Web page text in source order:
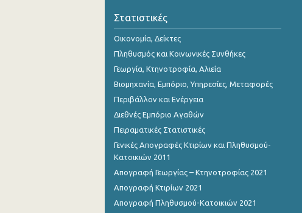
Οκτωβρίου 2023
Σεπτεμβρίου 2023
Ιουλίου 2023
Ιουνίου 2023
Μαΐου 2023
Απριλίου 2023
Μαρτίου 2023
Φεβρουαρίου 2023
Ιανουαρίου 2023
Στατιστικές
Οικονομία, Δείκτες
Πληθυσμός και Κοινωνικές Συνθήκες
Γεωργία, Κτηνοτροφία, Αλιεία
Βιομηχανία, Εμπόριο, Υπηρεσίες, Μεταφορές
Περιβάλλον και Ενέργεια
Διεθνές Εμπόριο Αγαθών
Πειραματικές Στατιστικές
Γενικές Απογραφές Κτιρίων και Πληθυσμού-
Κατοικιών 2011
Απογραφή Γεωργίας – Κτηνοτροφίας 2021
Απογραφή Κτιρίων 2021
Απογραφή Πληθυσμού-Κατοικιών 2021